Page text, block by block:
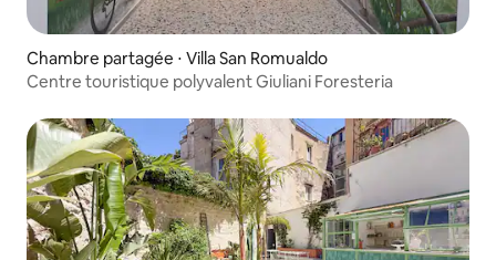
Chambre partagée ⋅ Villa San Romualdo
Centre touristique polyvalent Giuliani Foresteria